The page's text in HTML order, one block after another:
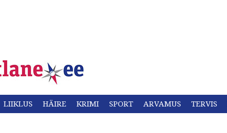
LIIKLUS HÄIRE KRIMI SPORT ARVAMUS TERVIS